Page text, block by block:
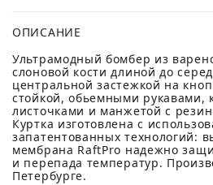
ОПИСАНИЕ
Ультрамодный бомбер из
слоновой кости длиной до
центральной застежкой на
стойкой, обьемными рукавами,
листочками и манжетой с
Куртка изготовлена с
запатентованных технологий:
мембрана RaftPro надежно
и перепада температур.
Петербурге.